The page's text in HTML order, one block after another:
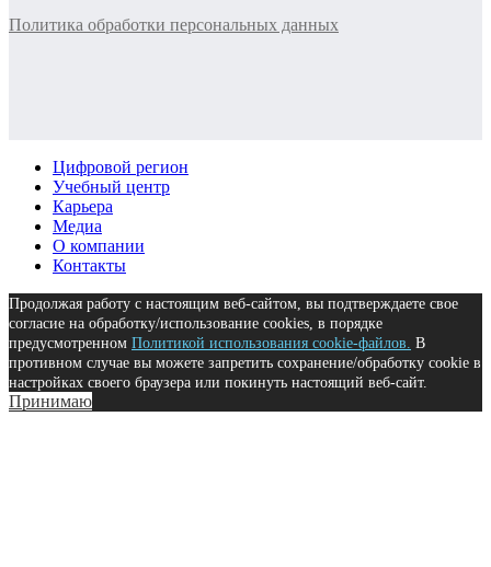
Политика обработки персональных данных
Цифровой регион
Учебный центр
Карьера
Медиа
О компании
Контакты
Продолжая работу с настоящим веб-сайтом, вы подтверждаете свое
согласие на обработку/использование cookies, в порядке
предусмотренном Политикой использования cookie-файлов. В
противном случае вы можете запретить сохранение/обработку cookie в
настройках своего браузера или покинуть настоящий веб-сайт.
Принимаю